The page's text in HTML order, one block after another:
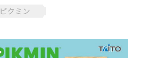
ピクミン